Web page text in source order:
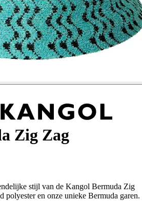
Zig Zag
stijl van de Kangol Bermuda Zig
polyester en onze unieke Bermuda garen.